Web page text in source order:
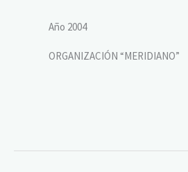
Año 2004
ORGANIZACIÓN “MERIDIANO”